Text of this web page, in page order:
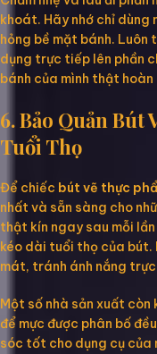
khoát. Hãy nhớ chỉ dùng
hỏng bề mặt bánh.
dụng trực tiếp lên phần
bánh của mình thật
6. Bảo Quản Bút
Tuổi Thọ
Để chiếc bút vẽ thực
nhất và sẵn sàng cho
thật kín ngay sau mỗi
kéo dài tuổi thọ của bút.
mát, tránh ánh nắng
Một số nhà sản xuất còn
để mực được phân bố
sóc tốt cho dụng cụ của